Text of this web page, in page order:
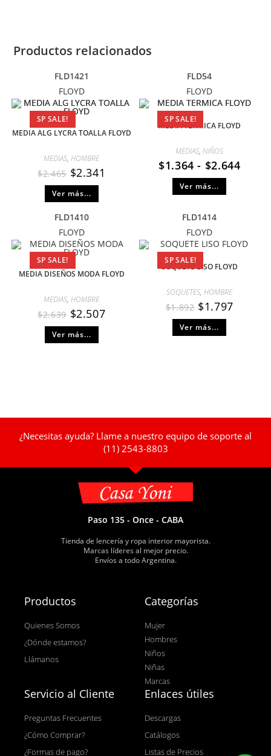
Productos relacionados
FLD1421
FLOYD
SP SALE!
MEDIA ALG LYCRA TOALLA FLOYD
MEDIAS,HOMBRE
$2.465 $2.341
Ver más...
FLD54
FLOYD
SP SALE!
MEDIA TERMICA FLOYD
MEDIAS,NIÑOS
$1.364 - $2.644
Ver más...
FLD1410
FLOYD
SP SALE!
MEDIA DISEÑOS MODA FLOYD
MEDIAS,HOMBRE
$2.639 $2.507
Ver más...
FLD1414
FLOYD
SP SALE!
SOQUETE LISO FLOYD
SOQUETES,HOMBRE
$1.892 $1.797
Ver más...
¿Necesitas ayuda? Llame a nuestro equipo de soporte al
(11) 2543-8803
Paso 135 - Once - CABA
Tienda de lencería y ropa interior mayorista.
Marcas líderes al mejor precio.
Envíos a todo Argentina.
Productos
Quienes Somos
¿Dónde estamos?
Llámanos
Categorías
Mujer
Hombres
Niños
Niñas
Marcas
Servicio al Cliente
Preguntas Frecuentes
¿Cómo Comprar?
¿Formas de pago?
Enlaces útiles
Descargas
Catálogos
Listas de Precios